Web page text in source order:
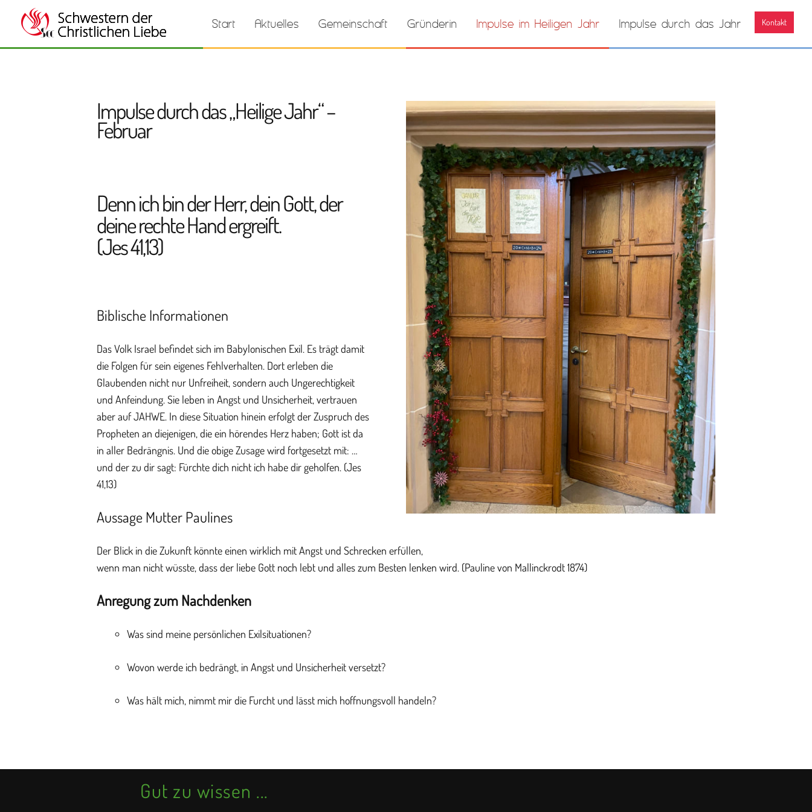
Kontakt
Start Aktuelles Gemeinschaft Gründerin Impulse im Heiligen Jahr lmpulse durch das Jahr
Impulse durch das „Heilige Jahr“ –
Februar
Denn ich bin der Herr, dein Gott, der
deine rechte Hand ergreift.
(Jes 41,13)
Biblische Informationen
Das Volk Israel befindet sich im Babylonischen Exil. Es trägt damit
die Folgen für sein eigenes Fehlverhalten. Dort erleben die
Glaubenden nicht nur Unfreiheit, sondern auch Ungerechtigkeit
und Anfeindung. Sie leben in Angst und Unsicherheit, vertrauen
aber auf JAHWE. In diese Situation hinein erfolgt der Zuspruch des
Propheten an diejenigen, die ein hörendes Herz haben; Gott ist da
in aller Bedrängnis. Und die obige Zusage wird fortgesetzt mit: …
und der zu dir sagt: Fürchte dich nicht ich habe dir geholfen. (Jes
41,13)
Aussage Mutter Paulines
Der Blick in die Zukunft könnte einen wirklich mit Angst und Schrecken erfüllen,
wenn man nicht wüsste, dass der liebe Gott noch lebt und alles zum Besten lenken wird. (Pauline von Mallinckrodt 1874)
Anregung zum Nachdenken
Was sind meine persönlichen Exilsituationen?
Wovon werde ich bedrängt, in Angst und Unsicherheit versetzt?
Was hält mich, nimmt mir die Furcht und lässt mich hoffnungsvoll handeln?
Gut zu wissen ...